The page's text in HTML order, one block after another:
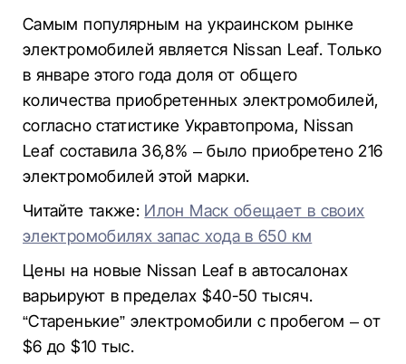
Самым популярным на украинском рынке
электромобилей является Nissan Leaf. Только
в январе этого года доля от общего
количества приобретенных электромобилей,
согласно статистике Укравтопрома, Nissan
Leaf составила 36,8% – было приобретено 216
электромобилей этой марки.
Читайте также: Илон Маск обещает в своих
электромобилях запас хода в 650 км
Цены на новые Nissan Leaf в автосалонах
варьируют в пределах $40-50 тысяч.
“Старенькие” электромобили с пробегом – от
$6 до $10 тыс.